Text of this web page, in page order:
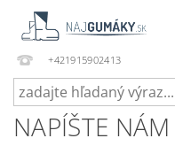
+421915902413
NAPÍŠTE NÁM